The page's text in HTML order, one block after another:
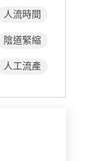
人流時間
陰道緊縮
人工流產